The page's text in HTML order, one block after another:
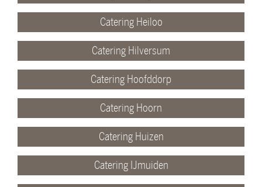
Catering Heiloo
Catering Hilversum
Catering Hoofddorp
Catering Hoorn
Catering Huizen
Catering IJmuiden